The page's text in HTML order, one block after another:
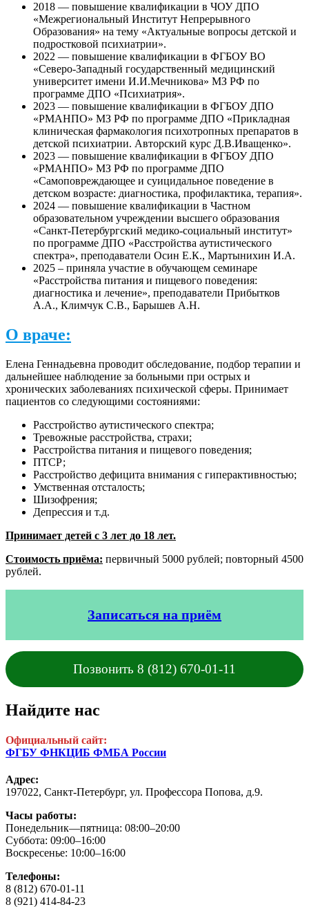
2018 — повышение квалификации в ЧОУ ДПО
«Межрегиональный Институт Непрерывного
Образования» на тему «Актуальные вопросы детской и
подростковой психиатрии».
2022 — повышение квалификации в ФГБОУ ВО
«Северо-Западный государственный медицинский
университет имени И.И.Мечникова» МЗ РФ по
программе ДПО «Психиатрия».
2023 — повышение квалификации в ФГБОУ ДПО
«РМАНПО» МЗ РФ по программе ДПО «Прикладная
клиническая фармакология психотропных препаратов в
детской психиатрии. Авторский курс Д.В.Иващенко».
2023 — повышение квалификации в ФГБОУ ДПО
«РМАНПО» МЗ РФ по программе ДПО
«Самоповреждающее и суицидальное поведение в
детском возрасте: диагностика, профилактика, терапия».
2024 — повышение квалификации в Частном
образовательном учреждении высшего образования
«Санкт-Петербургский медико-социальный институт»
по программе ДПО «Расстройства аутистического
спектра», преподаватели Осин Е.К., Мартынихин И.А.
2025 – приняла участие в обучающем семинаре
«Расстройства питания и пищевого поведения:
диагностика и лечение», преподаватели Прибытков
А.А., Климчук С.В., Барышев А.Н.
О враче:
Елена Геннадьевна проводит обследование, подбор терапии и
дальнейшее наблюдение за больными при острых и
хронических заболеваниях психической сферы. Принимает
пациентов со следующими состояниями:
Расстройство аутистического спектра;
Тревожные расстройства, страхи;
Расстройства питания и пищевого поведения;
ПТСР;
Расстройство дефицита внимания с гиперактивностью;
Умственная отсталость;
Шизофрения;
Депрессия и т.д.
Принимает детей с 3 лет до 18 лет.
Стоимость приёма: первичный 5000 рублей; повторный 4500
рублей.
Записаться на приём
Позвонить 8 (812) 670-01-11
Найдите нас
Официальный сайт:
ФГБУ ФНКЦИБ ФМБА России
Адрес:
197022, Санкт-Петербург, ул. Профессора Попова, д.9.
Часы работы:
Понедельник—пятница: 08:00–20:00
Суббота: 09:00–16:00
Воскресенье: 10:00–16:00
Телефоны:
8 (812) 670-01-11
8 (921) 414-84-23